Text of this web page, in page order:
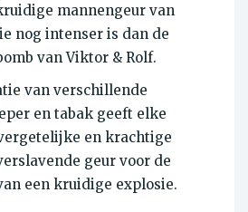
mannengeur van
nog intenser is dan de
van Viktor & Rolf.
van verschillende
en tabak geeft elke
en krachtige
geur voor de
een kruidige explosie.